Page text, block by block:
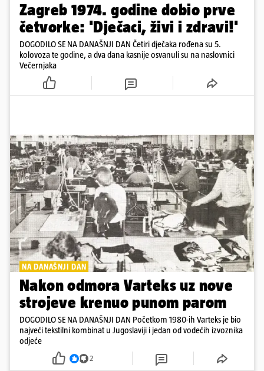
Zagreb 1974. godine dobio prve
četvorke: 'Dječaci, živi i zdravi!'
DOGODILO SE NA DANAŠNJI DAN Četiri dječaka rođena su 5.
kolovoza te godine, a dva dana kasnije osvanuli su na naslovnici
Večernjaka
NA DANAŠNJI DAN
Nakon odmora Varteks uz nove
strojeve krenuo punom parom
DOGODILO SE NA DANAŠNJI DAN Početkom 1980-ih Varteks je bio
najveći tekstilni kombinat u Jugoslaviji i jedan od vodećih izvoznika
odjeće
2